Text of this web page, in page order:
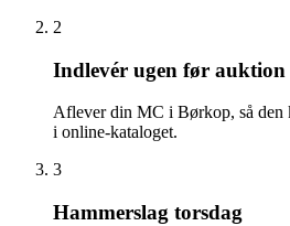
2
Indlevér ugen før auktion
Aflever din MC i Børkop, så den
i online-kataloget.
3
Hammerslag torsdag